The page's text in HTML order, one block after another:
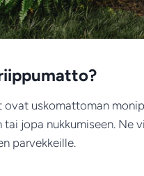
ovat uskomattoman
tai jopa nukkumiseen.
parvekkeille.